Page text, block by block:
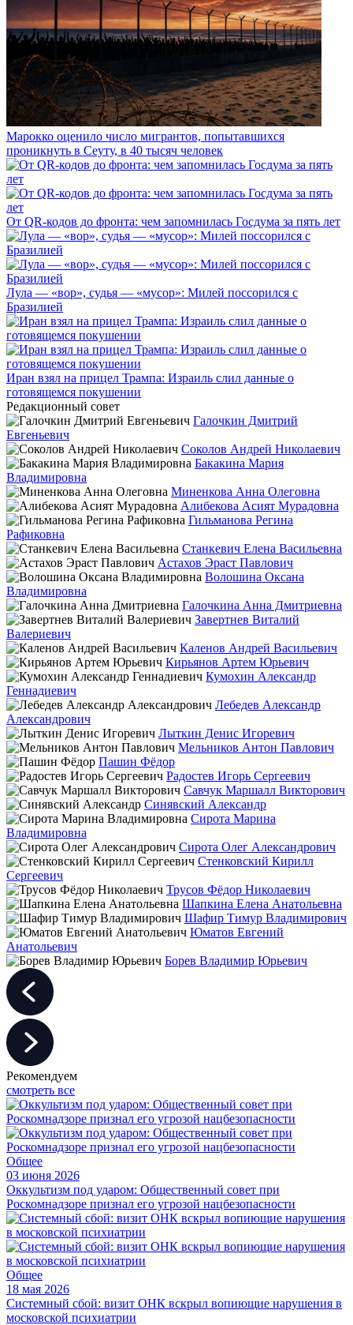
Марокко оценило число мигрантов, попытавшихся
проникнуть в Сеуту, в 40 тысяч человек
От QR-кодов до фронта: чем запомнилась Госдума за пять лет
Лула — «вор», судья — «мусор»: Милей поссорился с
Бразилией
Иран взял на прицел Трампа: Израиль слил данные о
готовящемся покушении
Редакционный совет
Галочкин Дмитрий
Евгеньевич
Соколов Андрей Николаевич
Бакакина Мария
Владимировна
Миненкова Анна Олеговна
Алибекова Асият Мурадовна
Гильманова Регина
Рафиковна
Станкевич Елена Васильевна
Астахов Эраст Павлович
Волошина Оксана
Владимировна
Галочкина Анна Дмитриевна
Завертнев Виталий
Валериевич
Каленов Андрей Васильевич
Кирьянов Артем Юрьевич
Кумохин Александр
Геннадиевич
Лебедев Александр
Александрович
Лыткин Денис Игоревич
Мельников Антон Павлович
Пашин Фёдор
Радостев Игорь Сергеевич
Савчук Маршалл Викторович
Синявский Александр
Сирота Марина
Владимировна
Сирота Олег Александрович
Стенковский Кирилл
Сергеевич
Трусов Фёдор Николаевич
Шапкина Елена Анатольевна
Шафир Тимур Владимирович
Юматов Евгений
Анатольевич
Борев Владимир Юрьевич
Рекомендуем
смотреть все
Общее
03 июня 2026
Оккультизм под ударом: Общественный совет при
Роскомнадзоре признал его угрозой нацбезопасности
Общее
18 мая 2026
Системный сбой: визит ОНК вскрыл вопиющие нарушения в
московской психиатрии